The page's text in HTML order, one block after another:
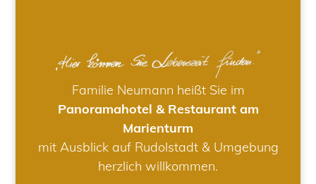
Familie Neumann heißt Sie im
Panoramahotel & Restaurant am
Marienturm
mit Ausblick auf Rudolstadt & Umgebung
herzlich willkommen.